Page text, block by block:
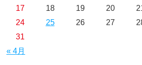
« 4月
17
18 19 20
24
25 26 27
31